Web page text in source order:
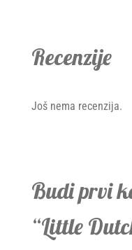
Recenzije
Još nema recenzija.
Budi prvi
“Little